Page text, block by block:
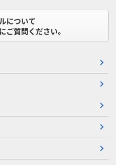
について
ご質問ください。